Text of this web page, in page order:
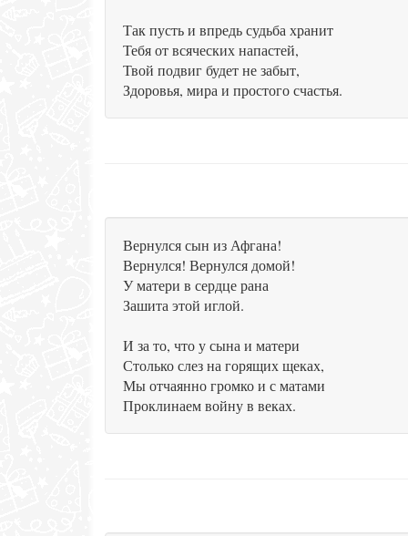
Так пусть и впредь судьба хранит
Тебя от всяческих напастей,
Твой подвиг будет не забыт,
Здоровья, мира и простого счастья.
Вернулся сын из Афгана!
Вернулся! Вернулся домой!
У матери в сердце рана
Зашита этой иглой.
И за то, что у сына и матери
Столько слез на горящих щеках,
Мы отчаянно громко и с матами
Проклинаем войну в веках.